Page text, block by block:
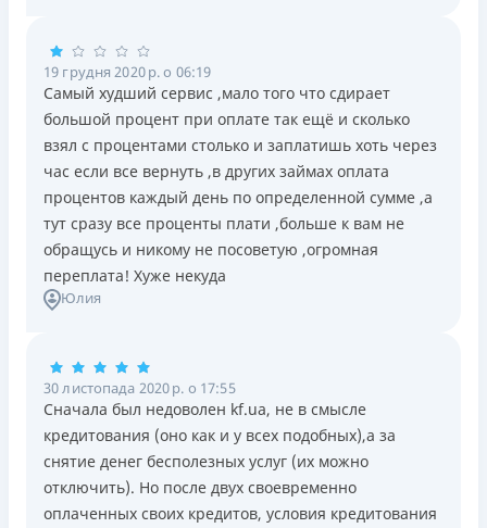
19 грудня 2020 р. о 06:19
Самый худший сервис ,мало того что сдирает
большой процент при оплате так ещё и сколько
взял с процентами столько и заплатишь хоть через
час если все вернуть ,в других займах оплата
процентов каждый день по определенной сумме ,а
тут сразу все проценты плати ,больше к вам не
обращусь и никому не посоветую ,огромная
переплата! Хуже некуда
Юлия
30 листопада 2020 р. о 17:55
Сначала был недоволен kf.ua, не в смысле
кредитования (оно как и у всех подобных),а за
снятие денег бесполезных услуг (их можно
отключить). Но после двух своевременно
оплаченных своих кредитов, условия кредитования